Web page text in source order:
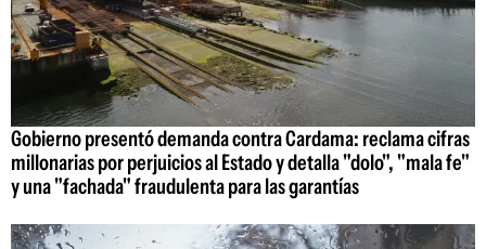
Gobierno presentó demanda contra Cardama: reclama cifras
millonarias por perjuicios al Estado y detalla "dolo", "mala fe"
y una "fachada" fraudulenta para las garantías